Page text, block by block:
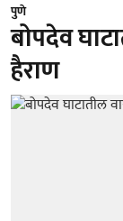
पुणे
बोपदेव
हैराण